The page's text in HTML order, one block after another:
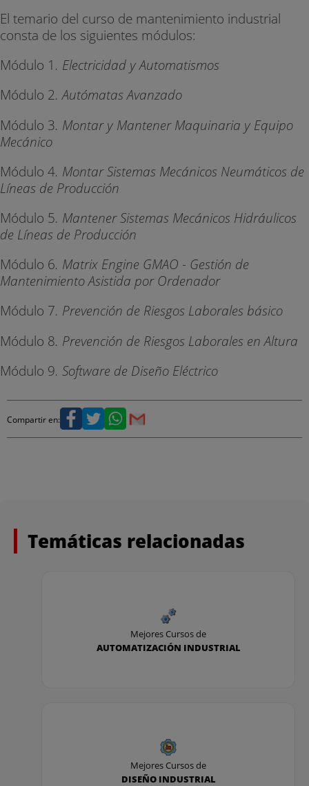
El temario del curso de mantenimiento industrial
consta de los siguientes módulos:
Módulo 1. Electricidad y Automatismos
Módulo 2. Autómatas Avanzado
Módulo 3. Montar y Mantener Maquinaria y Equipo
Mecánico
Módulo 4. Montar Sistemas Mecánicos Neumáticos de
Líneas de Producción
Módulo 5. Mantener Sistemas Mecánicos Hidráulicos
de Líneas de Producción
Módulo 6. Matrix Engine GMAO - Gestión de
Mantenimiento Asistida por Ordenador
Módulo 7. Prevención de Riesgos Laborales básico
Módulo 8. Prevención de Riesgos Laborales en Altura
Módulo 9. Software de Diseño Eléctrico
Compartir en:
Temáticas relacionadas
Mejores Cursos de
AUTOMATIZACIÓN INDUSTRIAL
Mejores Cursos de
DISEÑO INDUSTRIAL